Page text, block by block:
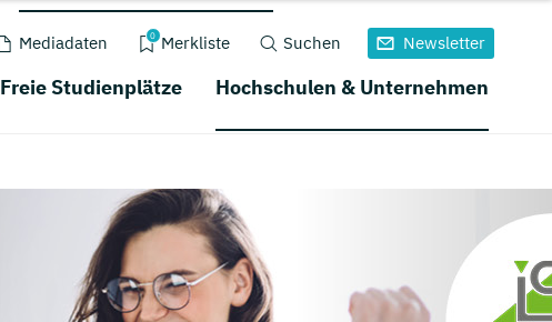
Mediadaten 0 Merkliste Suchen Newsletter
Freie Studienplätze Hochschulen & Unternehmen